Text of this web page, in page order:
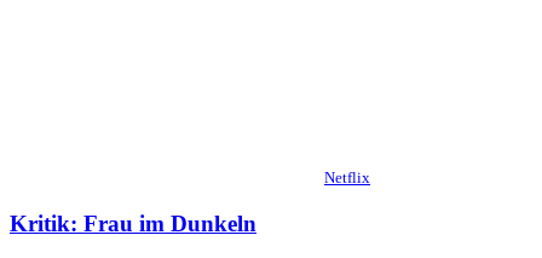
Netflix
Kritik: Frau im Dunkeln